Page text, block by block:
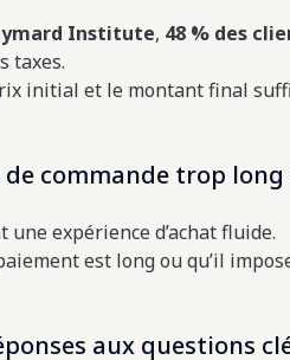
Institute, 48 % des
taxes.
initial et le montant final
de commande trop
expérience d’achat fluide.
est long ou qu’il
aux questions